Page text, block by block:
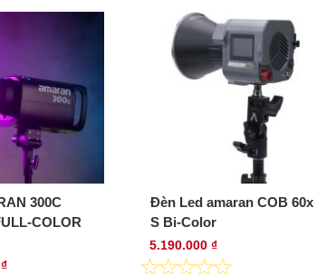
300C
COLOR
Đèn Led amaran COB 60x
S Bi-Color
5.190.000 ₫